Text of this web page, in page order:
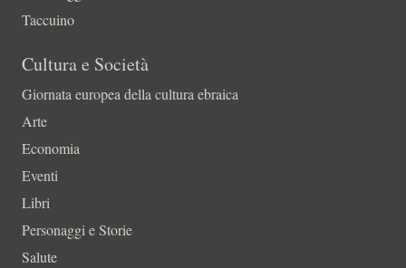
Taccuino
Cultura e Società
Giornata europea della cultura ebraica
Arte
Economia
Eventi
Libri
Personaggi e Storie
Salute